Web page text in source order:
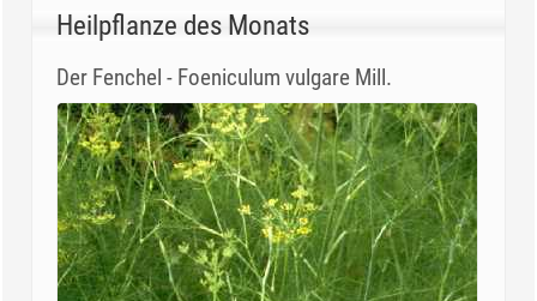
Heilpflanze des Monats
Der Fenchel - Foeniculum vulgare Mill.